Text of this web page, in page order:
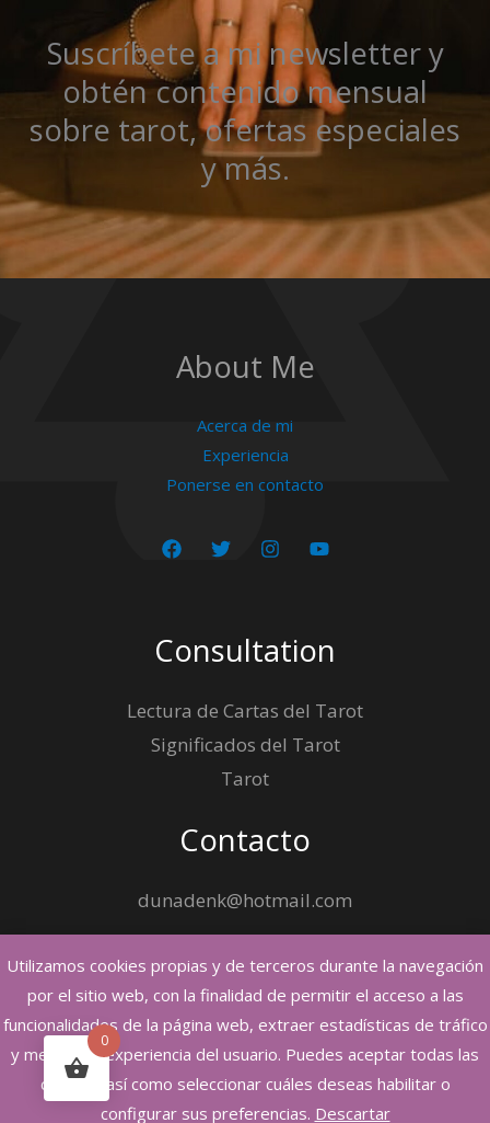
Utilizamos cookies propias y de terceros durante la navegación
por el sitio web, con la finalidad de permitir el acceso a las
funcionalidades de la página web, extraer estadísticas de tráfico
y mejorar la experiencia del usuario. Puedes aceptar todas las
cookies, así como seleccionar cuáles deseas habilitar o
configurar sus preferencias. Descartar
Suscríbete a mi newsletter y
obtén contenido mensual
sobre tarot, ofertas especiales
y más.
About Me
Acerca de mi
Experiencia
Ponerse en contacto
Consultation
Lectura de Cartas del Tarot
Significados del Tarot
Tarot
Contacto
dunadenk@hotmail.com
Copyright © 2026 Cristina Encanto, Tarot y Hechizos
Powered by Cristina Encanto, Tarot y Hechizos
0